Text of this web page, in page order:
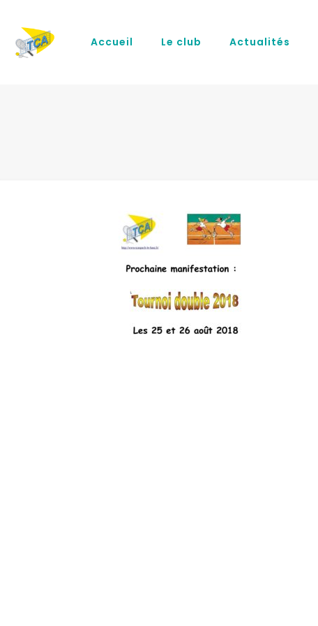
Accueil Le club Actualités